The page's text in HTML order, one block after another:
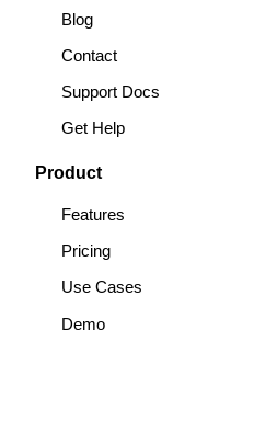
Blog
Contact
Support Docs
Get Help
Product
Features
Pricing
Use Cases
Demo